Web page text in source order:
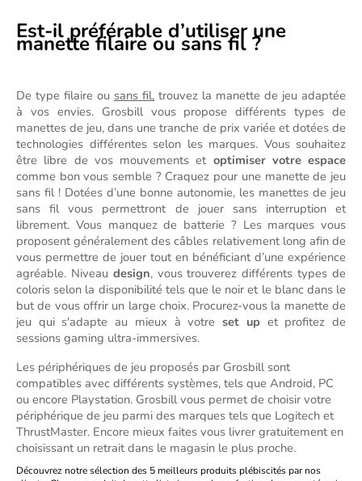
Est-il préférable d’utiliser une
manette filaire ou sans fil ?
De type filaire ou sans fil, trouvez la manette de jeu adaptée
à vos envies. Grosbill vous propose différents types de
manettes de jeu, dans une tranche de prix variée et dotées de
technologies différentes selon les marques. Vous souhaitez
être libre de vos mouvements et optimiser votre espace
comme bon vous semble ? Craquez pour une manette de jeu
sans fil ! Dotées d’une bonne autonomie, les manettes de jeu
sans fil vous permettront de jouer sans interruption et
librement. Vous manquez de batterie ? Les marques vous
proposent généralement des câbles relativement long afin de
vous permettre de jouer tout en bénéficiant d’une expérience
agréable. Niveau design, vous trouverez différents types de
coloris selon la disponibilité tels que le noir et le blanc dans le
but de vous offrir un large choix. Procurez-vous la manette de
jeu qui s'adapte au mieux à votre set up et profitez de
sessions gaming ultra-immersives.
Les périphériques de jeu proposés par Grosbill sont
compatibles avec différents systèmes, tels que Android, PC
ou encore Playstation. Grosbill vous permet de choisir votre
périphérique de jeu parmi des marques tels que Logitech
et
ThrustMaster. Encore mieux faites vous livrer gratuitement en
choisissant un retrait dans le magasin le plus proche.
Découvrez notre sélection des 5 meilleurs produits plébiscités par nos